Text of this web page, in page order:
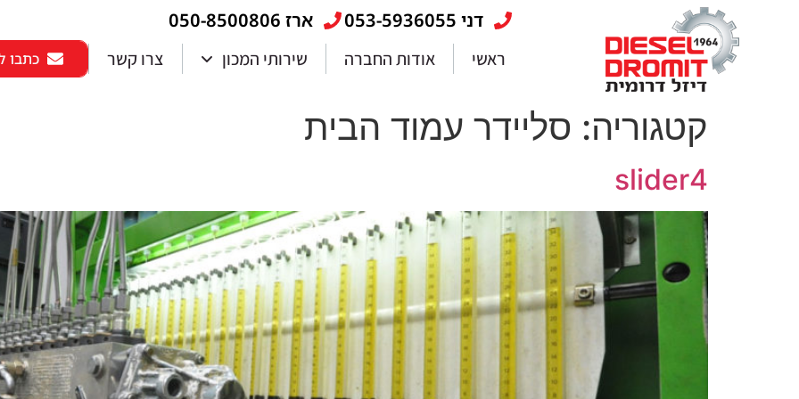
דני 053-5936055 ארז 050-8500806
ראשי אודות החברה שירותי המכון צרו קשר כתבו
קטגוריה: סליידר עמוד הבית
slider4